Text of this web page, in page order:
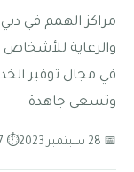
مراكز الهمم في
والرعاية للأشخاص
في مجال توفير
وتسعى جاهدة
📅 28 سبتمبر 2023 ⏱ 7 دقائق قراءة